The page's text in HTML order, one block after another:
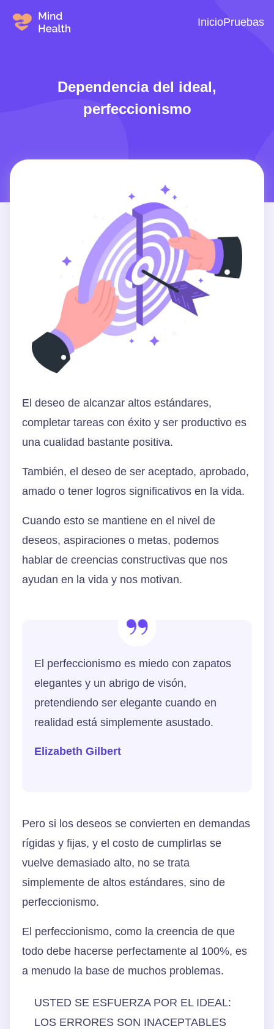
InicioPruebas
Dependencia del ideal,
perfeccionismo
El deseo de alcanzar altos estándares,
completar tareas con éxito y ser productivo es
una cualidad bastante positiva.
También, el deseo de ser aceptado, aprobado,
amado o tener logros significativos en la vida.
Cuando esto se mantiene en el nivel de
deseos, aspiraciones o metas, podemos
hablar de creencias constructivas que nos
ayudan en la vida y nos motivan.
El perfeccionismo es miedo con zapatos
elegantes y un abrigo de visón,
pretendiendo ser elegante cuando en
realidad está simplemente asustado.
Elizabeth Gilbert
Pero si los deseos se convierten en demandas
rígidas y fijas, y el costo de cumplirlas se
vuelve demasiado alto, no se trata
simplemente de altos estándares, sino de
perfeccionismo.
El perfeccionismo, como la creencia de que
todo debe hacerse perfectamente al 100%, es
a menudo la base de muchos problemas.
USTED SE ESFUERZA POR EL IDEAL:
LOS ERRORES SON INACEPTABLES